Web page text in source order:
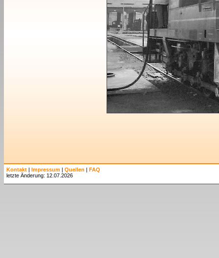
Kontakt | Impressum | Quellen | FAQ
letzte Änderung: 12.07.2026